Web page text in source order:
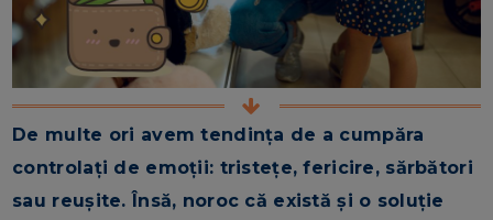
De multe ori avem tendința de a cumpăra
controlați de emoții: tristețe, fericire, sărbători
sau reușite. Însă, noroc că există și o soluție